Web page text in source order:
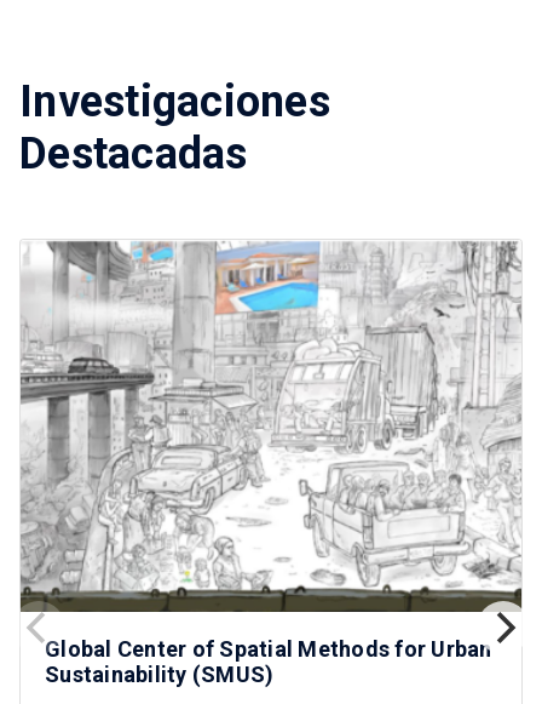
Investigaciones
Destacadas
Global Center of Spatial Methods for Urban
Sustainability (SMUS)